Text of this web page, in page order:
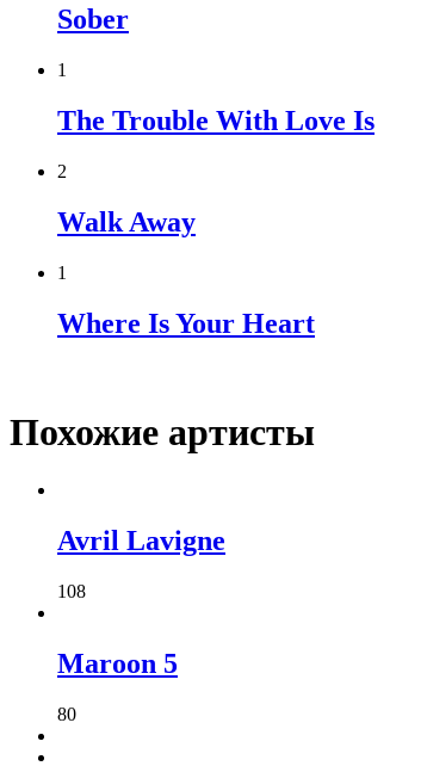
Sober
1
The Trouble With Love Is
2
Walk Away
1
Where Is Your Heart
Похожие артисты
Avril Lavigne
108
Maroon 5
80